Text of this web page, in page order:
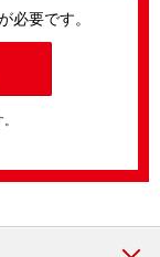
必要です。